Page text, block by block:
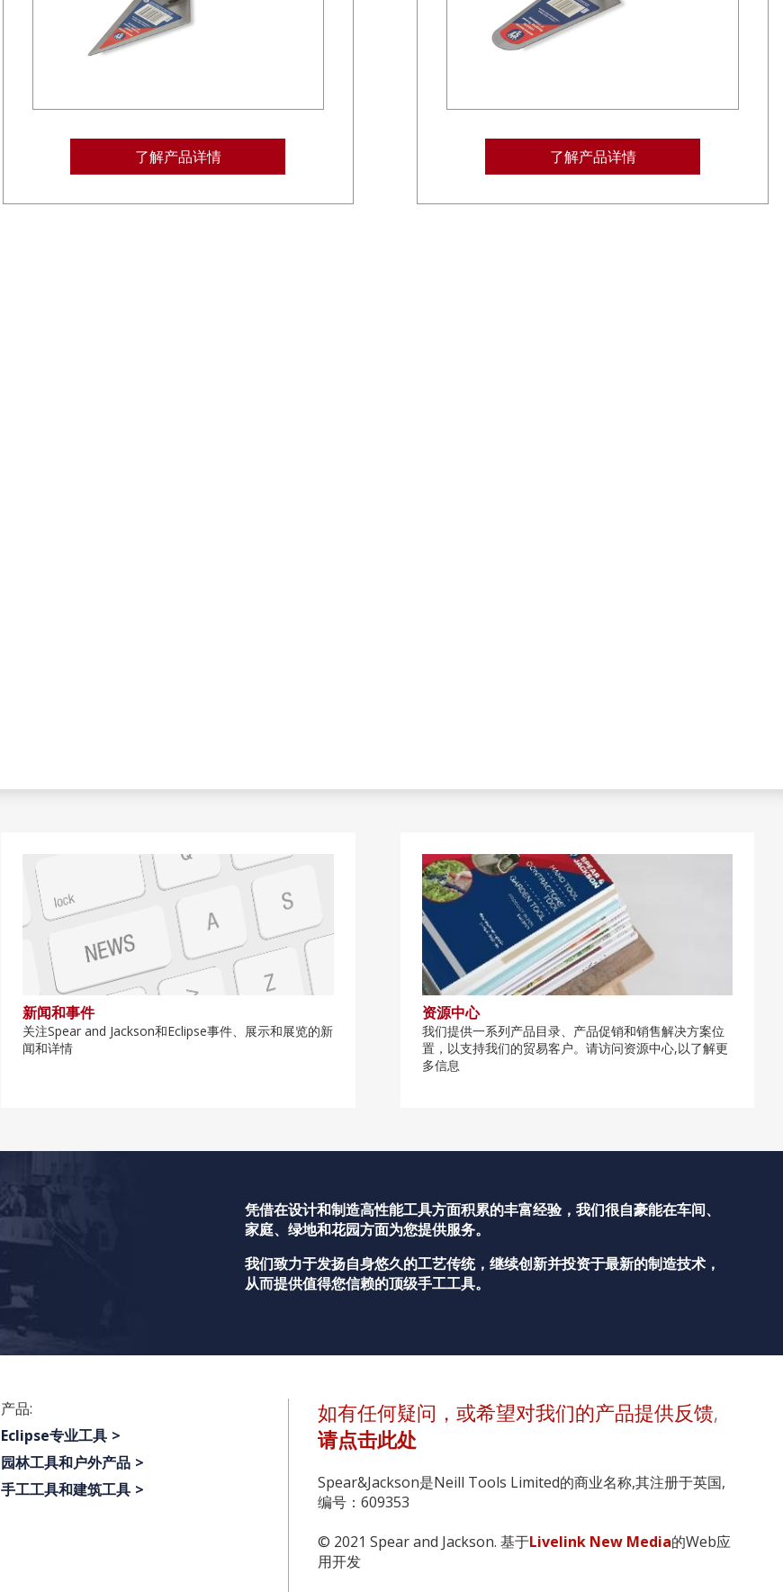
了解产品详情 了解产品详情
新闻和事件
关注Spear and Jackson和Eclipse事件、展示和展览的新
闻和详情
资源中心
我们提供一系列产品目录、产品促销和销售解决方案位
置，以支持我们的贸易客户。请访问资源中心,以了解更
多信息
凭借在设计和制造高性能工具方面积累的丰富经验，我们很自豪能在车间、
家庭、绿地和花园方面为您提供服务。
我们致力于发扬自身悠久的工艺传统，继续创新并投资于最新的制造技术，
从而提供值得您信赖的顶级手工工具。
产品:
Eclipse专业工具
园林工具和户外产品
手工工具和建筑工具
如有任何疑问，或希望对我们的产品提供反馈,
请点击此处
Spear&Jackson是Neill Tools Limited的商业名称,其注册于英国,
编号：609353
© 2021 Spear and Jackson. 基于Livelink New Media的Web应
用开发